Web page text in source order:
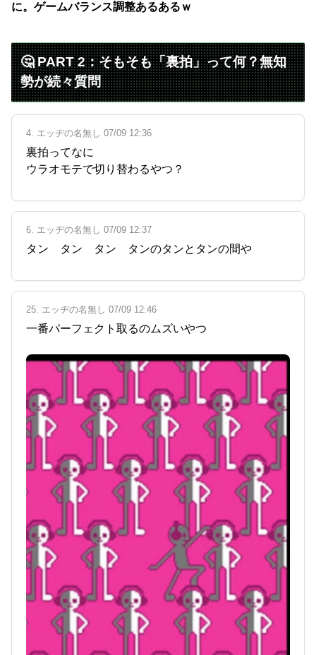
に。ゲームバランス調整あるあるｗ
🤔 PART 2：そもそも「裏拍」って何？無知
勢が続々質問
4. エッヂの名無し 07/09 12:36
裏拍ってなに
ウラオモテで切り替わるやつ？
6. エッヂの名無し 07/09 12:37
タン タン タン タンのタンとタンの間や
25. エッヂの名無し 07/09 12:46
一番パーフェクト取るのムズいやつ